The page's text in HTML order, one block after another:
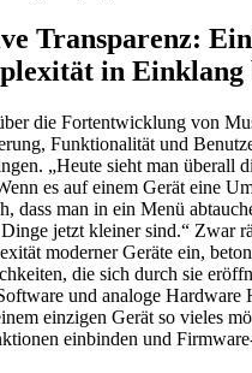
Transparenz:
in Einklang
die Fortentwicklung von
Funktionalität und
„Heute sieht man überall
es auf einem Gerät eine
dass man in ein Menü
Dinge jetzt kleiner sind.“ Zwar
moderner Geräte ein,
die sich durch sie
und analoge Hardware
einzigen Gerät so vieles
einbinden und